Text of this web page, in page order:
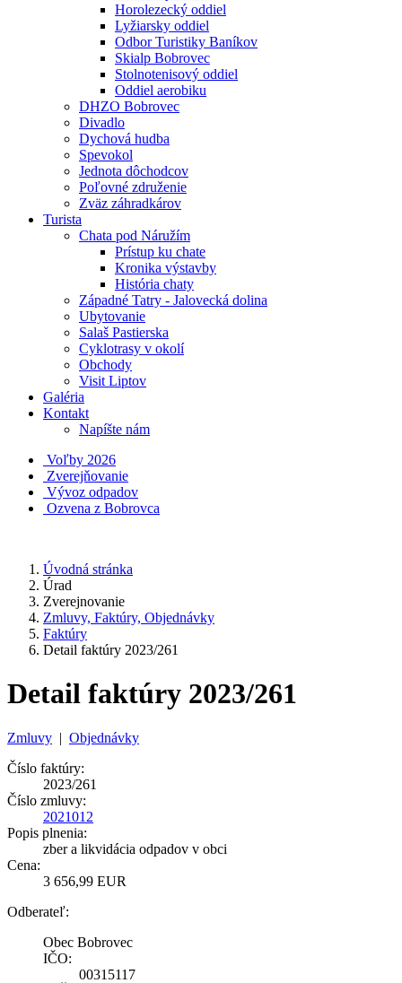
Horolezecký oddiel
Lyžiarsky oddiel
Odbor Turistiky Baníkov
Skialp Bobrovec
Stolnotenisový oddiel
Oddiel aerobiku
DHZO Bobrovec
Divadlo
Dychová hudba
Spevokol
Jednota dôchodcov
Poľovné združenie
Zväz záhradkárov
Turista
Chata pod Náružím
Prístup ku chate
Kronika výstavby
História chaty
Západné Tatry - Jalovecká dolina
Ubytovanie
Salaš Pastierska
Cyklotrasy v okolí
Obchody
Visit Liptov
Galéria
Kontakt
Napíšte nám
Voľby 2026
Zverejňovanie
Vývoz odpadov
Ozvena z Bobrovca
Úvodná stránka
Úrad
Zverejnovanie
Zmluvy, Faktúry, Objednávky
Faktúry
Detail faktúry 2023/261
Detail faktúry 2023/261
Zmluvy | Objednávky
Číslo faktúry:
2023/261
Číslo zmluvy:
2021012
Popis plnenia:
zber a likvidácia odpadov v obci
Cena:
3 656,99 EUR
Odberateľ:
Obec Bobrovec
IČO:
00315117